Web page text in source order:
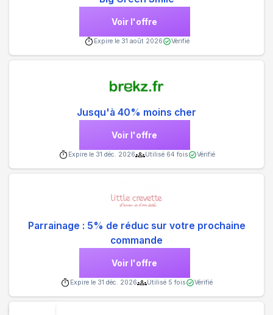
Voir l'offre
Expire le 31 août 2026 Vérifié
Jusqu'à 40% moins cher
Voir l'offre
Expire le 31 déc. 2026 Utilisé 64 fois Vérifié
Parrainage : 5% de réduc sur votre prochaine
commande
Voir l'offre
Expire le 31 déc. 2026 Utilisé 5 fois Vérifié